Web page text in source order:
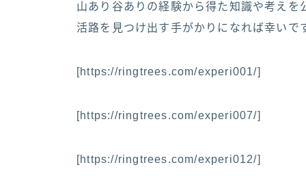
山あり谷ありの経験から得た知識や考えを
活路を見つけ出す手がかりになれば幸いで
[https://ringtrees.com/experi001/]
[https://ringtrees.com/experi007/]
[https://ringtrees.com/experi012/]